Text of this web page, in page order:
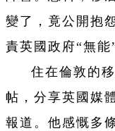
變了，竟公開抱
責英國政府“無
住在倫敦的
帖，分享英國媒
報道。他感慨多